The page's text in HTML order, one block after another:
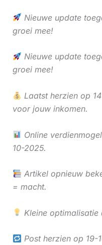
Nieuwe update
groei mee!
Nieuwe update
groei mee!
Laatst herzien op
voor jouw inkomen.
Online
10-2025.
Artikel opnieuw
= macht.
Kleine
Post herzien op 19-